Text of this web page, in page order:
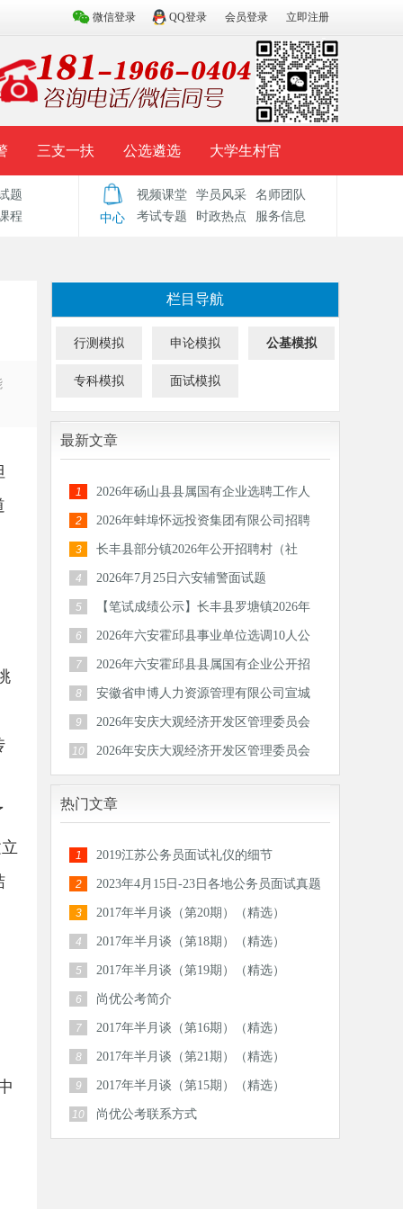
微信登录 QQ登录 会员登录 立即注册
三支一扶 公选遴选 大学生村官
题库 辅导资料 历年真题 模拟试题
题
程 中心
视频课堂 学员风采
名师团队
考试专题
时政热点 服务信息
栏目导航
行测模拟 申论模拟 公基模拟
专科模拟 面试模拟
最新文章
1
2026年砀山县县属国有企业选聘工作人
员公告
2
2026年蚌埠怀远投资集团有限公司招聘
30人公
3
长丰县部分镇2026年公开招聘村（社
区）后备
4 2026年7月25日六安辅警面试题
5
【笔试成绩公示】长丰县罗塘镇2026年
公开招
6
2026年六安霍邱县事业单位选调10人公
告
7
2026年六安霍邱县县属国有企业公开招
聘工作
8
安徽省申博人力资源管理有限公司宣城
分公司
9
2026年安庆大观经济开发区管理委员会
公开招
10
2026年安庆大观经济开发区管理委员会
公开招
热门文章
1 2019江苏公务员面试礼仪的细节
2
2023年4月15日-23日各地公务员面试真题
汇总
3 2017年半月谈（第20期）（精选）
4 2017年半月谈（第18期）（精选）
5 2017年半月谈（第19期）（精选）
6 尚优公考简介
7 2017年半月谈（第16期）（精选）
8 2017年半月谈（第21期）（精选）
9 2017年半月谈（第15期）（精选）
10 尚优公考联系方式